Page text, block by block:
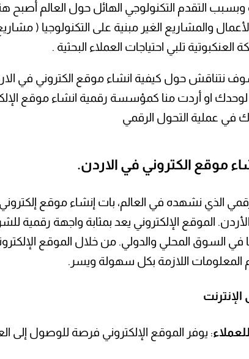
وبسبب التقدم التكنولوجي الهائل حول العالم
والمشاريع الغير مبنية على التكنولوجيا (
تلبي احتياجات العملاء البحثية .
نتناقش حول كيفية انشاء موقع الكتروني في
لوحدك او أردت منا كمؤسسة رقمية انشاء موقع
في عملية التحول الرقمي
موقع الكتروني في الاردن.
الذي نشهده في العالم، بات إنشاء موقع
الموقع الإلكتروني يعد بمثابة واجهة رقمية
السوق المحلي والدولي. من خلال الموقع
المعلومات اللازمة بكل سهولة ويسر.
: يوفر الموقع الإلكتروني فرصة للوصول إلى